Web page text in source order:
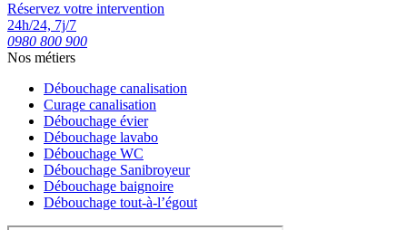
Réservez votre intervention
24h/24, 7j/7
0980 800 900
Nos métiers
Débouchage canalisation
Curage canalisation
Débouchage évier
Débouchage lavabo
Débouchage WC
Débouchage Sanibroyeur
Débouchage baignoire
Débouchage tout-à-l’égout